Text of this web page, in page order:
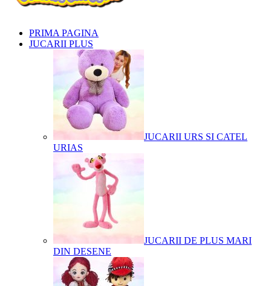
PRIMA PAGINA
JUCARII PLUS
JUCARII URS SI CATEL
URIAS
JUCARII DE PLUS MARI
DIN DESENE